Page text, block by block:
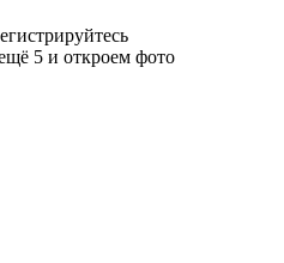
5 и откроем фото